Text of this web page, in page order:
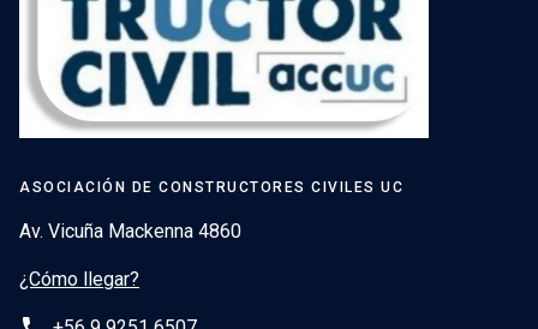
ASOCIACIÓN DE CONSTRUCTORES CIVILES UC
Av. Vicuña Mackenna 4860
¿Cómo llegar?